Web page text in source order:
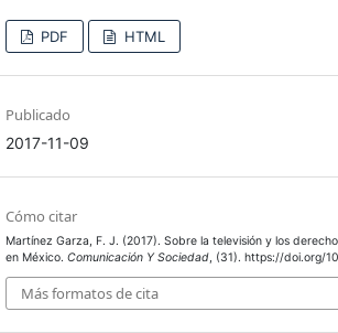
PDF HTML
Publicado
2017-11-09
Cómo citar
Martínez Garza, F. J. (2017). Sobre la televisión y los
en México. Comunicación Y Sociedad, (31). https://doi.org/
Más formatos de cita